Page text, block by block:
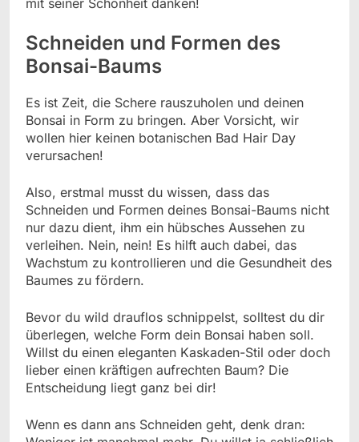
mit seiner Schönheit danken!
Schneiden und Formen des
Bonsai-Baums
Es ist Zeit, die Schere rauszuholen und deinen
Bonsai in Form zu bringen. Aber Vorsicht, wir
wollen hier keinen botanischen Bad Hair Day
verursachen!
Also, erstmal musst du wissen, dass das
Schneiden und Formen deines Bonsai-Baums nicht
nur dazu dient, ihm ein hübsches Aussehen zu
verleihen. Nein, nein! Es hilft auch dabei, das
Wachstum zu kontrollieren und die Gesundheit des
Baumes zu fördern.
Bevor du wild drauflos schnippelst, solltest du dir
überlegen, welche Form dein Bonsai haben soll.
Willst du einen eleganten Kaskaden-Stil oder doch
lieber einen kräftigen aufrechten Baum? Die
Entscheidung liegt ganz bei dir!
Wenn es dann ans Schneiden geht, denk dran: